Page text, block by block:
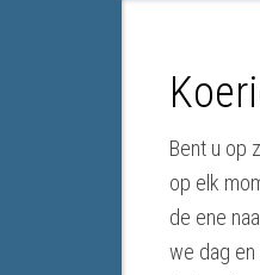
Bent u op
op elk
de ene
we dag en